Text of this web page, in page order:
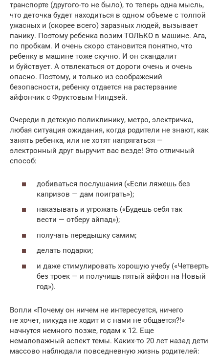
транспорте (другого-то не было), то теперь одна мысль,
что деточка будет находиться в одном объеме с толпой
ужасных и (скорее всего) заразных людей, вызывает
панику. Поэтому ребенка возим ТОЛЬКО в машине. Ага,
по пробкам. И очень скоро становится понятно, что
ребенку в машине тоже скучно. И он скандалит
и буйствует. А отвлекаться от дороги очень и очень
опасно. Поэтому, и только из соображений
безопасности, ребенку отдается на растерзание
айфончик с Фруктовым Ниндзей.
Очереди в детскую поликлинику, метро, электричка,
любая ситуация ожидания, когда родители не знают, как
занять ребенка, или не хотят напрягаться —
электронный друг выручит вас везде! Это отличный
способ:
добиваться послушания («Если ляжешь без
капризов — дам поиграть»);
наказывать и угрожать («Будешь себя так
вести — отберу айпад»);
получать передышку самим;
делать подарки;
и даже стимулировать хорошую учебу («Четверть
без троек — и получишь пятый айфон на Новый
год»).
Вопли «Почему он ничем не интересуется, ничего
не хочет, никуда не ходит и с нами не общается?!»
начнутся немного позже, годам к 12. Еще
немаловажный аспект темы. Каких-то 20 лет назад дети
массово наблюдали повседневную жизнь родителей: